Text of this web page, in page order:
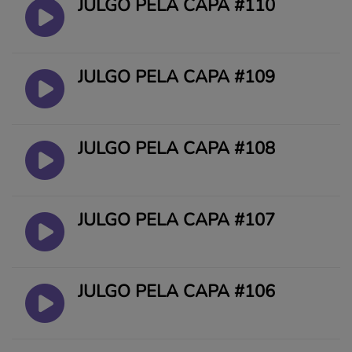
JULGO PELA CAPA #110
JULGO PELA CAPA #109
JULGO PELA CAPA #108
JULGO PELA CAPA #107
JULGO PELA CAPA #106